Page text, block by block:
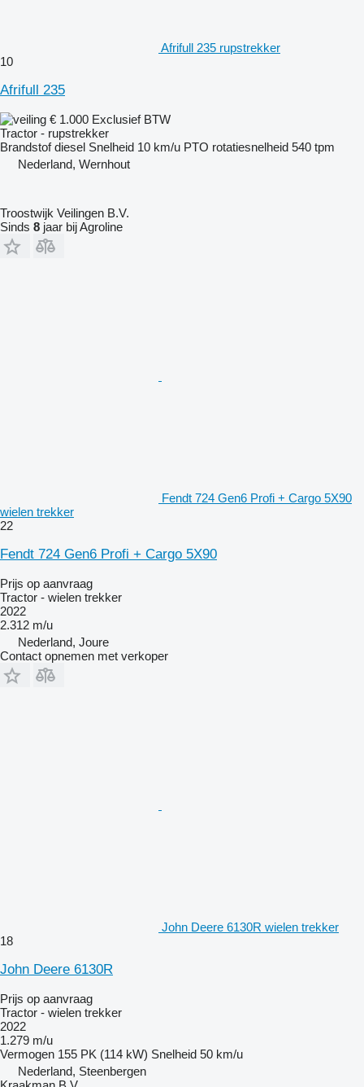
Afrifull 235 rupstrekker
10
Afrifull 235
€ 1.000 Exclusief BTW
Tractor - rupstrekker
Brandstof diesel Snelheid 10 km/u PTO rotatiesnelheid 540 tpm
Nederland, Wernhout
Troostwijk Veilingen B.V.
Sinds 8 jaar bij Agroline
Fendt 724 Gen6 Profi + Cargo 5X90
wielen trekker
22
Fendt 724 Gen6 Profi + Cargo 5X90
Prijs op aanvraag
Tractor - wielen trekker
2022
2.312 m/u
Nederland, Joure
Contact opnemen met verkoper
John Deere 6130R wielen trekker
18
John Deere 6130R
Prijs op aanvraag
Tractor - wielen trekker
2022
1.279 m/u
Vermogen 155 PK (114 kW) Snelheid 50 km/u
Nederland, Steenbergen